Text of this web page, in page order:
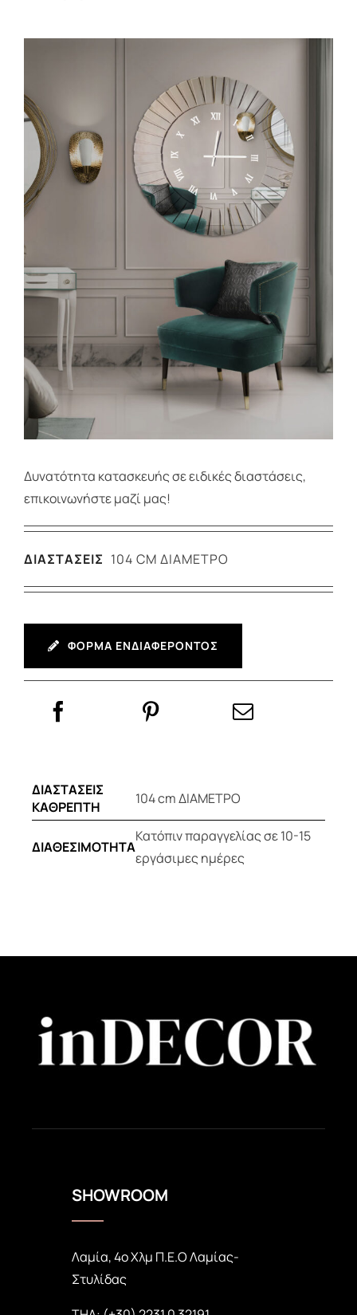
Stock House
Επικοινωνία
Αναζήτηση
για:
Δυνατότητα κατασκευής σε ειδικές διαστάσεις,
επικοινωνήστε μαζί μας!
ΔΙΑΣΤΑΣΕΙΣ 104 CM ΔΙΑΜΕΤΡΟ
ΦΟΡΜΑ ΕΝΔΙΑΦΕΡΟΝΤΟΣ
ΔΙΑΣΤΑΣΕΙΣ
ΚΑΘΡΕΠΤΗ
104 cm ΔΙΑΜΕΤΡΟ
ΔΙΑΘΕΣΙΜΟΤΗΤΑ
Κατόπιν παραγγελίας σε 10-15
εργάσιμες ημέρες
SHOWROOM
Λαμία, 4ο Χλμ Π.Ε.Ο Λαμίας-
Στυλίδας